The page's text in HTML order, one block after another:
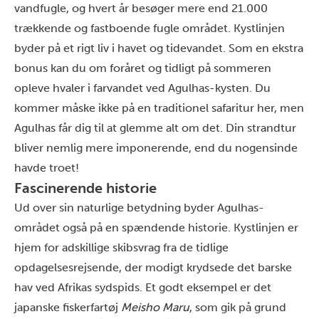
vandfugle, og hvert år besøger mere end 21.000
trækkende og fastboende fugle området. Kystlinjen
byder på et rigt liv i havet og tidevandet. Som en ekstra
bonus kan du om foråret og tidligt på sommeren
opleve hvaler i farvandet ved Agulhas-kysten. Du
kommer måske ikke på en traditionel safaritur her, men
Agulhas får dig til at glemme alt om det. Din strandtur
bliver nemlig mere imponerende, end du nogensinde
havde troet!
Fascinerende historie
Ud over sin naturlige betydning byder Agulhas-
området også på en spændende historie. Kystlinjen er
hjem for adskillige skibsvrag fra de tidlige
opdagelsesrejsende, der modigt krydsede det barske
hav ved Afrikas sydspids. Et godt eksempel er det
japanske fiskerfartøj Meisho Maru, som gik på grund